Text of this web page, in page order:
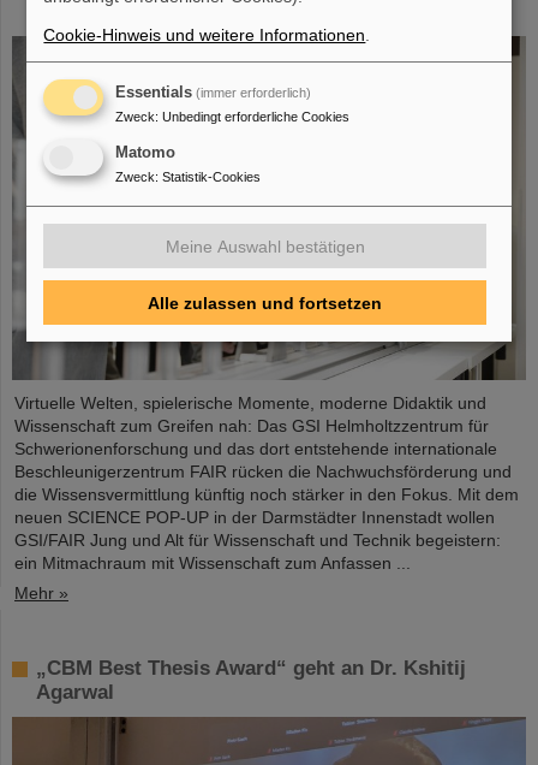
Virtuelle Welten, spielerische Momente, moderne Didaktik und
Wissenschaft zum Greifen nah: Das GSI Helmholtzzentrum für
Schwerionenforschung und das dort entstehende internationale
Beschleunigerzentrum FAIR rücken die Nachwuchsförderung und
die Wissensvermittlung künftig noch stärker in den Fokus. Mit dem
neuen SCIENCE POP-UP in der Darmstädter Innenstadt wollen
GSI/FAIR Jung und Alt für Wissenschaft und Technik begeistern:
ein Mitmachraum mit Wissenschaft zum Anfassen ...
Mehr »
„CBM Best Thesis Award“ geht an Dr. Kshitij
Agarwal
Cookie-Hinweis und weitere Informationen
Essentials (immer erforderlich)
Zweck: Unbedingt erforderliche Cookies
Matomo
Zweck: Statistik-Cookies
Meine Auswahl bestätigen
Alle zulassen und fortsetzen